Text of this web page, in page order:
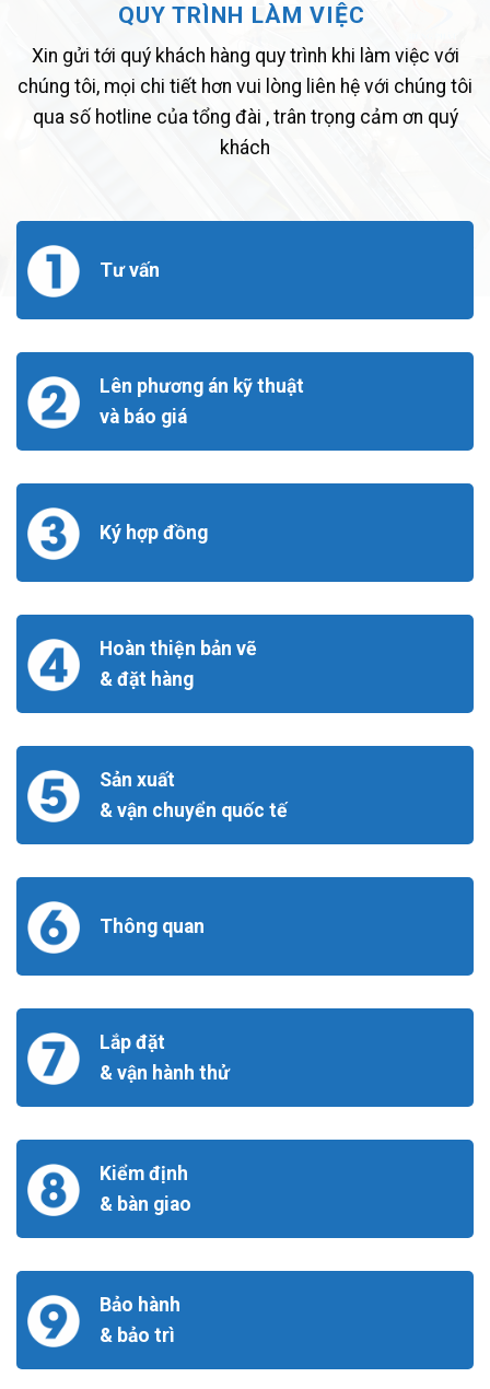
QUY TRÌNH LÀM VIỆC
Xin gửi tới quý khách hàng quy trình khi làm việc với
chúng tôi, mọi chi tiết hơn vui lòng liên hệ với chúng tôi
qua số hotline của tổng đài , trân trọng cảm ơn quý
khách
Tư vấn
Lên phương án kỹ thuật
và báo giá
Ký hợp đồng
Hoàn thiện bản vẽ
& đặt hàng
Sản xuất
& vận chuyển quốc tế
Thông quan
Lắp đặt
& vận hành thử
Kiểm định
& bàn giao
Bảo hành
& bảo trì